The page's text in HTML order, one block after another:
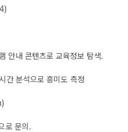
안내 콘텐츠로 교육정보 탐색.
간 분석으로 흥미도 측정
로 문의.